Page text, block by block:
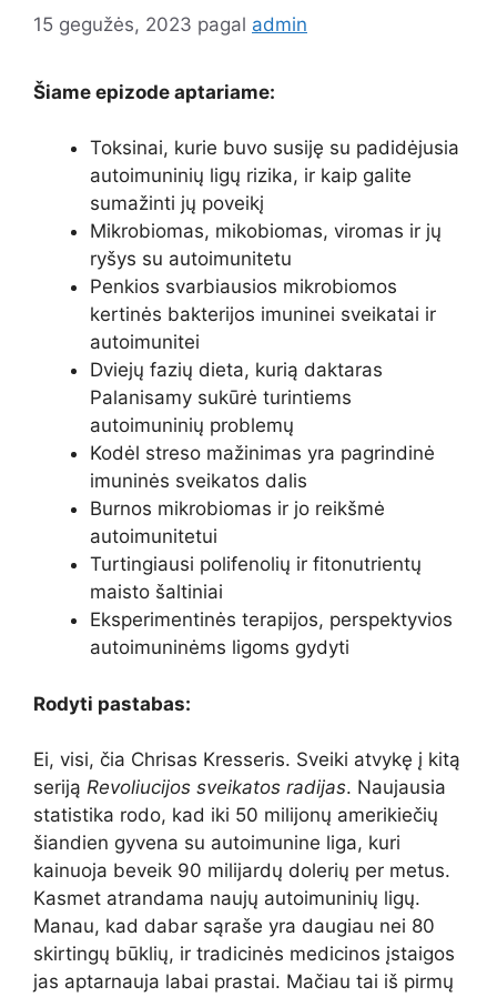
15 gegužės, 2023 pagal admin
Šiame epizode aptariame:
Toksinai, kurie buvo susiję su padidėjusia
autoimuninių ligų rizika, ir kaip galite
sumažinti jų poveikį
Mikrobiomas, mikobiomas, viromas ir jų
ryšys su autoimunitetu
Penkios svarbiausios mikrobiomos
kertinės bakterijos imuninei sveikatai ir
autoimunitei
Dviejų fazių dieta, kurią daktaras
Palanisamy sukūrė turintiems
autoimuninių problemų
Kodėl streso mažinimas yra pagrindinė
imuninės sveikatos dalis
Burnos mikrobiomas ir jo reikšmė
autoimunitetui
Turtingiausi polifenolių ir fitonutrientų
maisto šaltiniai
Eksperimentinės terapijos, perspektyvios
autoimuninėms ligoms gydyti
Rodyti pastabas:
Ei, visi, čia Chrisas Kresseris. Sveiki atvykę į kitą
seriją Revoliucijos sveikatos radijas. Naujausia
statistika rodo, kad iki 50 milijonų amerikiečių
šiandien gyvena su autoimunine liga, kuri
kainuoja beveik 90 milijardų dolerių per metus.
Kasmet atrandama naujų autoimuninių ligų.
Manau, kad dabar sąraše yra daugiau nei 80
skirtingų būklių, ir tradicinės medicinos įstaigos
jas aptarnauja labai prastai. Mačiau tai iš pirmų